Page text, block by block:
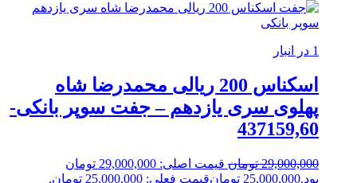
1 در انبار
اسکناس 200 ریالی محمدرضا شاه
پهلوی سری یازدهم – جفت سوپر بانکی-
437159,60
29,000,000 تومان
قیمت اصلی: 29,000,000 تومان
بود.25,000,000 تومانقیمت فعلی: 25,000,000 تومان.